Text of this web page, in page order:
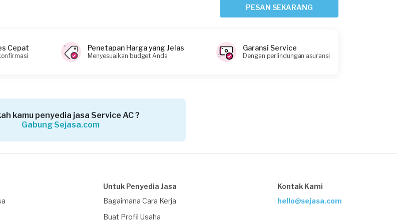
Request Fulfilled
Anz requested Service AC
PESAN SEKARANG
Cepat Penetapan Harga yang Jelas
Menyesuaikan budget Anda
Garansi Service
Dengan perlindungan asuransi
kamu penyedia jasa Service AC ?
Gabung Sejasa.com
Untuk Penyedia Jasa
Bagaimana Cara Kerja
Buat Profil Usaha
Kontak Kami
hello@sejasa.com